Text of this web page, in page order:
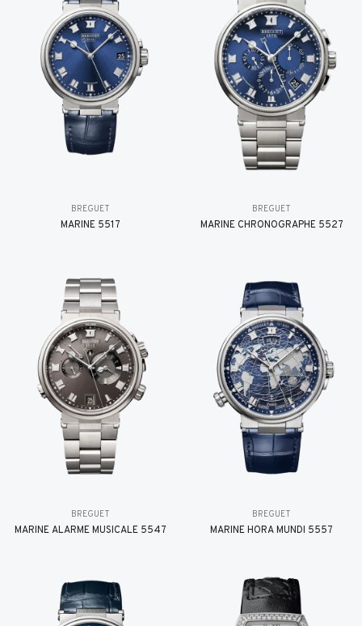
BREGUET
MARINE 5517
BREGUET
MARINE CHRONOGRAPHE 5527
BREGUET
MARINE ALARME MUSICALE 5547
BREGUET
MARINE HORA MUNDI 5557